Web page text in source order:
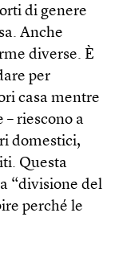
di genere
Anche
diverse. È
per
casa mentre
– riescono a
domestici,
Questa
“divisione del
perché le